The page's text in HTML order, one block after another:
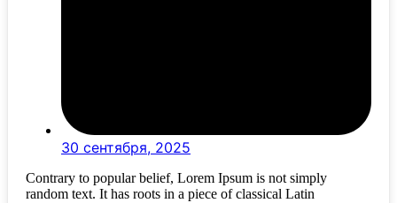
30 сентября, 2025
Contrary to popular belief, Lorem Ipsum is not simply
random text. It has roots in a piece of classical Latin